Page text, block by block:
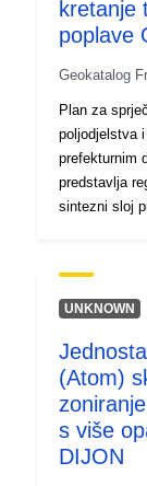
Tip:
kretanje
poplave
Geokatalog
Plan za
poljodjelstva
prefekturnim
predstavlja
sintezni sloj
glinenih tla.
UNKNOWN
(Atom)
s više
DIJON